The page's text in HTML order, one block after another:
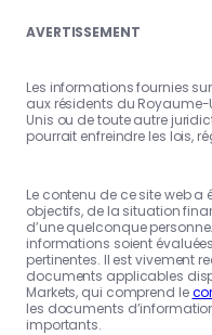
AVERTISSEMENT
Les informations fournies
aux résidents du Royaume-
Unis ou de toute autre
pourrait enfreindre les lois,
Le contenu de ce site web
objectifs, de la situation
d’une quelconque
informations soient
pertinentes. Il est vivement
documents applicables
Markets, qui comprend le
les documents
importants.